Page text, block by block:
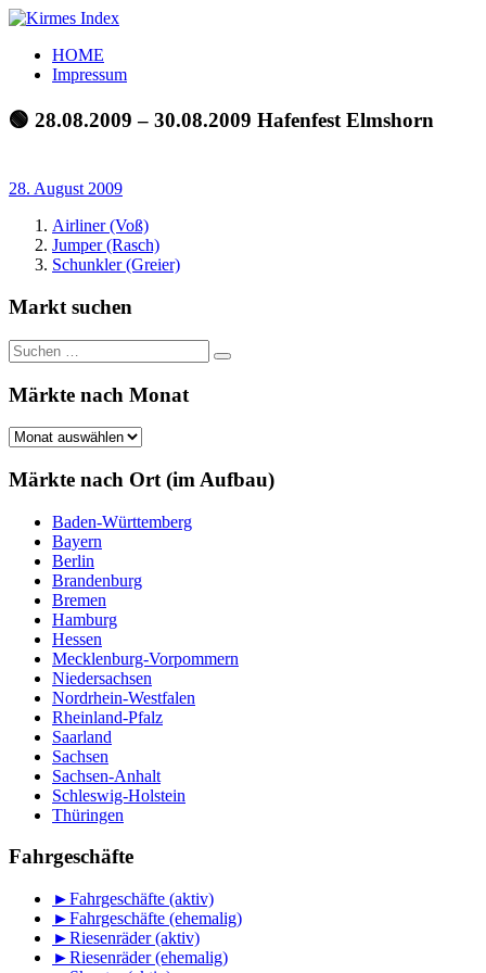
Zum
springen
Kirmes
Index
Tourpläne
der
letzten
HOME
Impressum
🟢 28.08.2009 – 30.08.2009 Hafenfest Elmshorn
28. August 2009
Airliner (Voß)
Jumper (Rasch)
Schunkler (Greier)
Markt suchen
Suchen
nach:
Suchen
Märkte nach Monat
Märkte
Monat
Märkte nach Ort (im Aufbau)
Baden-Württemberg
Bayern
Berlin
Brandenburg
Bremen
Hamburg
Hessen
Mecklenburg-Vorpommern
Niedersachsen
Nordrhein-Westfalen
Rheinland-Pfalz
Saarland
Sachsen
Sachsen-Anhalt
Schleswig-Holstein
Thüringen
Fahrgeschäfte
►Fahrgeschäfte (aktiv)
►Fahrgeschäfte (ehemalig)
►Riesenräder (aktiv)
►Riesenräder (ehemalig)